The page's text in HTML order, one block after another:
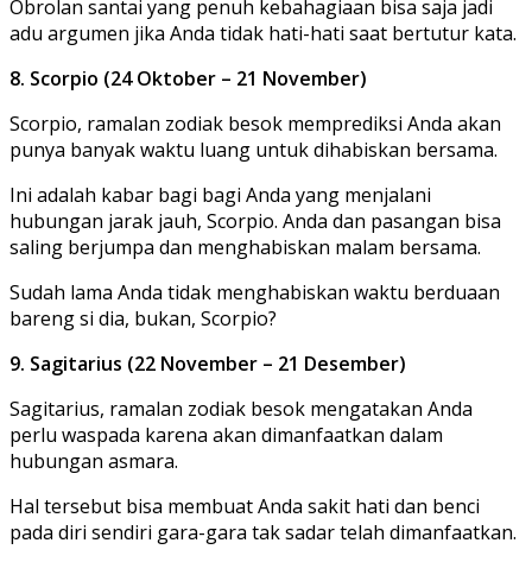
Obrolan santai yang penuh kebahagiaan bisa saja jadi
adu argumen jika Anda tidak hati-hati saat bertutur kata.
8. Scorpio (24 Oktober – 21 November)
Scorpio, ramalan zodiak besok memprediksi Anda akan
punya banyak waktu luang untuk dihabiskan bersama.
Ini adalah kabar bagi bagi Anda yang menjalani
hubungan jarak jauh, Scorpio. Anda dan pasangan bisa
saling berjumpa dan menghabiskan malam bersama.
Sudah lama Anda tidak menghabiskan waktu berduaan
bareng si dia, bukan, Scorpio?
9. Sagitarius (22 November – 21 Desember)
Sagitarius, ramalan zodiak besok mengatakan Anda
perlu waspada karena akan dimanfaatkan dalam
hubungan asmara.
Hal tersebut bisa membuat Anda sakit hati dan benci
pada diri sendiri gara-gara tak sadar telah dimanfaatkan.